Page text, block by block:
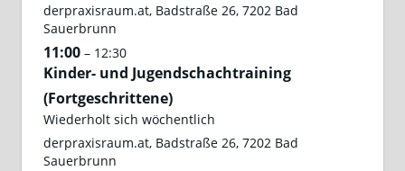
derpraxisraum.at, Badstraße 26, 7202 Bad
Sauerbrunn
11:00 – 12:30
Kinder- und Jugendschachtraining
(Fortgeschrittene)
Wiederholt sich wöchentlich
derpraxisraum.at, Badstraße 26, 7202 Bad
Sauerbrunn